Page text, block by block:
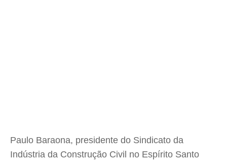
Paulo Baraona, presidente do Sindicato da
Indústria da Construção Civil no Espírito Santo